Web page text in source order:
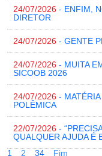
24/07/2026 - ENFIM,
DIRETOR
24/07/2026 - GENTE
24/07/2026 - MUITA
SICOOB 2026
24/07/2026 -
POLÊMICA
22/07/2026 -
QUALQUER AJUDA É
1
2 34 Fim